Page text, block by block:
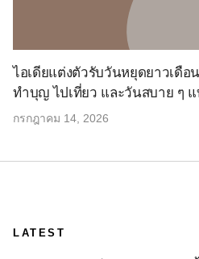
ไอเดียแต่งตัวรับวันหยุดยาวเดือ
ทำบุญ ไปเที่ยว และวันสบาย ๆ
กรกฎาคม 14, 2026
LATEST